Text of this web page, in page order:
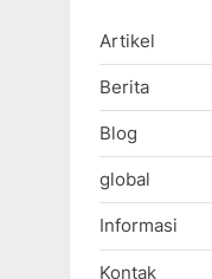
Artikel
Berita
Blog
global
Informasi
Kontak